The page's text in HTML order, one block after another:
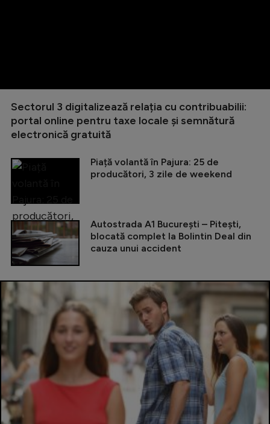
Sectorul 3 digitalizează relația cu contribuabilii:
portal online pentru taxe locale și semnătură
electronică gratuită
Piață volantă în Pajura: 25 de
producători, 3 zile de weekend
Autostrada A1 București – Pitești,
blocată complet la Bolintin Deal din
cauza unui accident